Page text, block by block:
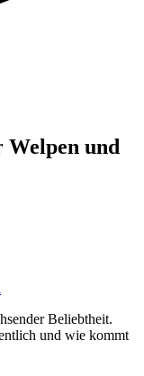
und
Beliebtheit.
und wie kommt